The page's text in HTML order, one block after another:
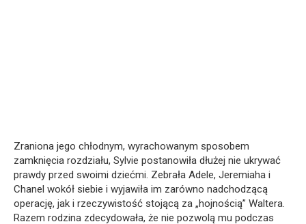
Zraniona jego chłodnym, wyrachowanym sposobem
zamknięcia rozdziału, Sylvie postanowiła dłużej nie ukrywać
prawdy przed swoimi dziećmi. Zebrała Adele, Jeremiaha i
Chanel wokół siebie i wyjawiła im zarówno nadchodzącą
operację, jak i rzeczywistość stojącą za „hojnością” Waltera.
Razem rodzina zdecydowała, że nie pozwolą mu podczas